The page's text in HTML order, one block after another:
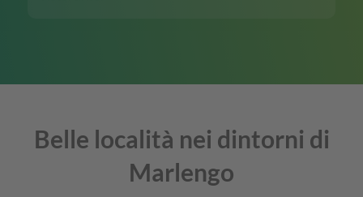
Belle località nei dintorni di
Marlengo